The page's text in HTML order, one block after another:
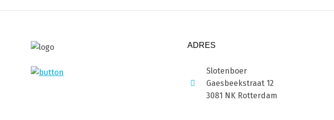
ADRES
Slotenboer
Gaesbeekstraat 12
3081 NK Rotterdam